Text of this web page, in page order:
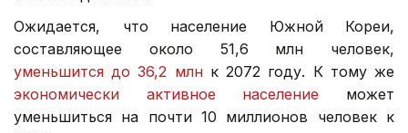
Ожидается, что население Южной Кореи,
составляющее около 51,6 млн человек,
уменьшится до 36,2 млнк 2072 году. К тому же
экономически активное население может
уменьшиться на почти 10 миллионов человек к